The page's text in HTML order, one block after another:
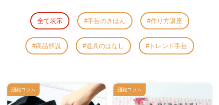
全て表示 手芸のきほん 作り方講座
商品解説 道具のはなし トレンド手芸
紐釦コラム 紐釦コラム